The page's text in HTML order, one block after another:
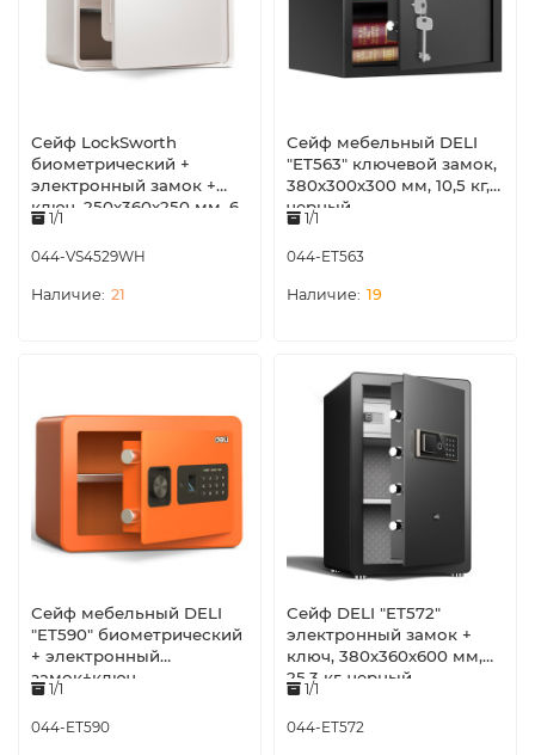
Сейф LockSworth
биометрический +
электронный замок +
ключ, 250х360х250 мм, 6
кг, белый
1/1
044-VS4529WH
21
Сейф мебельный DELI
"ET563" ключевой замок,
380х300х300 мм, 10,5 кг,
черный
1/1
044-ET563
19
Сейф мебельный DELI
"ET590" биометрический
+ электронный
замок+ключ,
350х250х250 мм, 8 кг,
оранжевый
1/1
044-ET590
Сейф DELI "ET572"
электронный замок +
ключ, 380х360х600 мм,
25,3 кг, черный
1/1
044-ET572